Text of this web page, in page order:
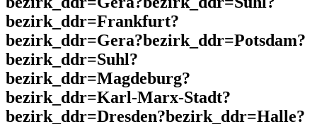
bezirk_ddr=Frankfurt?
bezirk_ddr=Gera?bezirk_ddr=Potsdam?
bezirk_ddr=Suhl?
bezirk_ddr=Magdeburg?
bezirk_ddr=Karl-Marx-Stadt?
bezirk_ddr=Dresden?bezirk_ddr=Halle?